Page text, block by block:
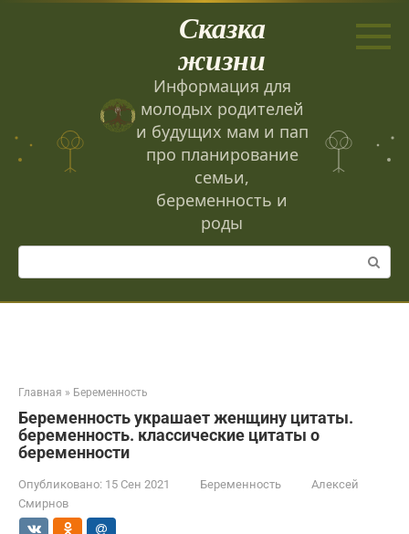
Сказка
жизни
Информация для
молодых родителей
и будущих мам и пап
про планирование
семьи,
беременность и
роды
Поиск:
Главная » Беременность
Беременность украшает женщину цитаты.
беременность. классические цитаты о
беременности
Опубликовано: 15 Сен 2021 Беременность
Алексей
Смирнов